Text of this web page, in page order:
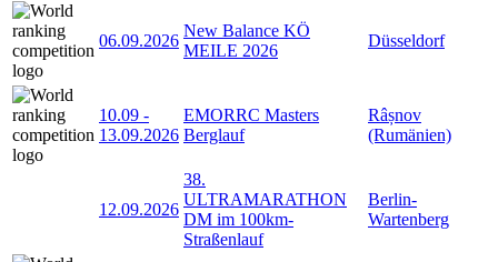
06.09.2026
New Balance KÖ
MEILE 2026
Düsseldorf
10.09 -
13.09.2026
EMORRC Masters
Berglauf
Râșnov
(Rumänien)
12.09.2026
38.
ULTRAMARATHON
DM im 100km-
Straßenlauf
Berlin-
Wartenberg